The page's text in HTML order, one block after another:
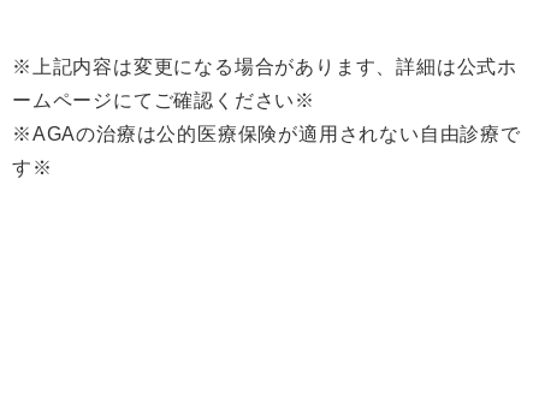
※上記内容は変更になる場合があります、詳細は公式ホ
ームページにてご確認ください※
※AGAの治療は公的医療保険が適用されない自由診療で
す※